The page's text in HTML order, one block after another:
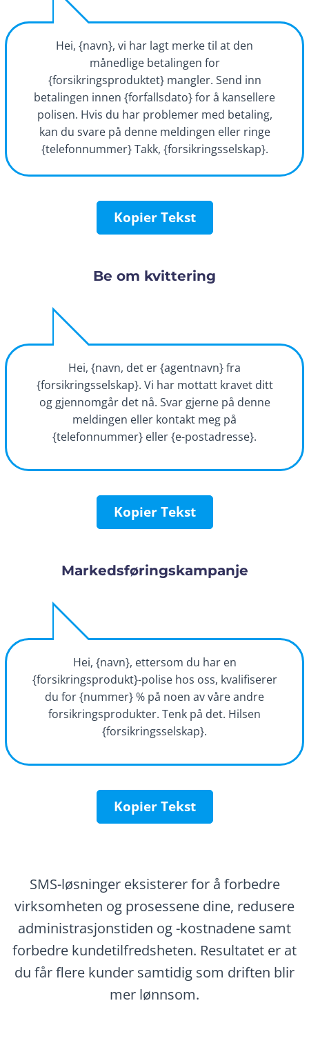
Hei, {navn}, vi har lagt merke til at den
månedlige betalingen for
{forsikringsproduktet} mangler. Send inn
betalingen innen {forfallsdato} for å kansellere
polisen. Hvis du har problemer med betaling,
kan du svare på denne meldingen eller ringe
{telefonnummer} Takk, {forsikringsselskap}.
Kopier Tekst
Be om kvittering
Hei, {navn, det er {agentnavn} fra
{forsikringsselskap}. Vi har mottatt kravet ditt
og gjennomgår det nå. Svar gjerne på denne
meldingen eller kontakt meg på
{telefonnummer} eller {e-postadresse}.
Kopier Tekst
Markedsføringskampanje
Hei, {navn}, ettersom du har en
{forsikringsprodukt}-polise hos oss, kvalifiserer
du for {nummer} % på noen av våre andre
forsikringsprodukter. Tenk på det. Hilsen
{forsikringsselskap}.
Kopier Tekst
SMS-løsninger eksisterer for å forbedre
virksomheten og prosessene dine, redusere
administrasjonstiden og -kostnadene samt
forbedre kundetilfredsheten. Resultatet er at
du får flere kunder samtidig som driften blir
mer lønnsom.